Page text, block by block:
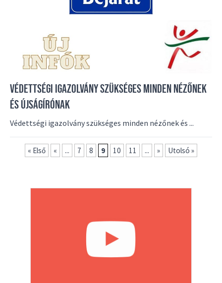
VÉDETTSÉGI IGAZOLVÁNY SZÜKSÉGES MINDEN NÉZŐNEK
ÉS ÚJSÁGÍRÓNAK
Védettségi igazolvány szükséges minden nézőnek és ...
« Első « ... 7 8 9 10 11 ... » Utolsó »